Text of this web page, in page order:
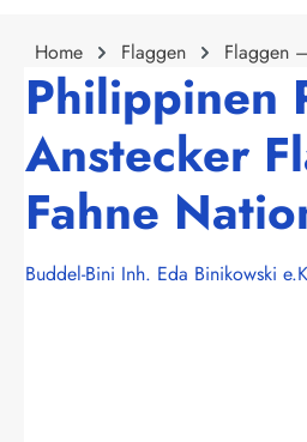
Home Flaggen Flaggen
Philippinen
Anstecker
Fahne
Buddel-Bini Inh. Eda Binikowski